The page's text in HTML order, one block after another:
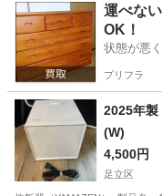
東京 品川区 下神明駅
運べな
OK！
状態が悪
プリフラ
2025年
(W)
4,500円
足立区